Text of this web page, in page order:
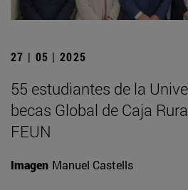
27 | 05 | 2025
55 estudiantes de la
becas Global de Caja
FEUN
Imagen Manuel Castells